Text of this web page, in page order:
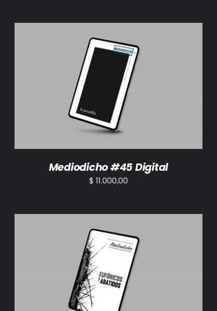
AÑADIR AL CARRITO /
Mediodicho #45 Digital
$ 11.000,00
AÑADIR AL CARRITO /